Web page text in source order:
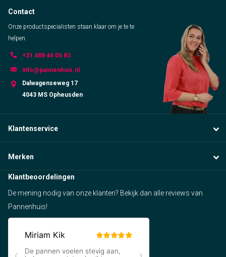
Contact
Onze productspecialisten staan klaar om je te te
helpen.
+31 488 44 06 83
info@pannenhuis.nl
Dalwagenseweg 17
4043 MS Opheusden
Klantenservice
Merken
Klantbeoordelingen
De mening nodig van onze klanten? Bekijk dan alle reviews van
Pannenhuis!